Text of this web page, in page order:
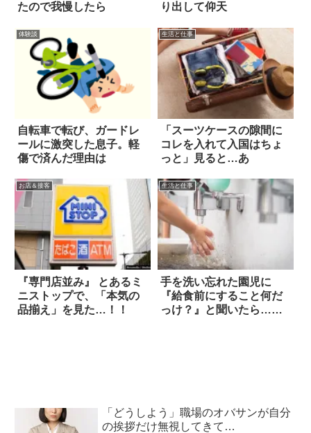
たので我慢したら
り出して仰天
体験談
自転車で転び、ガードレ
ールに激突した息子。軽
傷で済んだ理由は
生活と仕事
「スーツケースの隙間に
コレを入れて入国はちょ
っと」見ると…あ
お店＆接客
『専門店並み』 とあるミ
ニストップで、「本気の
品揃え」を見た…！！
生活と仕事
手を洗い忘れた園児に
『給食前にすること何だ
っけ？』と聞いたら…
「どうしよう」職場のオバサンが自分
の挨拶だけ無視してきて…